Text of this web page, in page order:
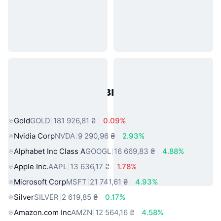
Популярні активи реального
GoldGOLD 181 926,81 ₴
0.09%
Nvidia CorpNVDA 9 290,96 ₴
2.93%
Alphabet Inc Class AGOOGL 16 669,83 ₴
4.88%
Apple Inc.AAPL 13 636,17 ₴
1.78%
Microsoft CorpMSFT 21 741,61 ₴
4.93%
SilverSILVER 2 619,85 ₴
0.17%
Amazon.com IncAMZN 12 564,16 ₴ 4.58%